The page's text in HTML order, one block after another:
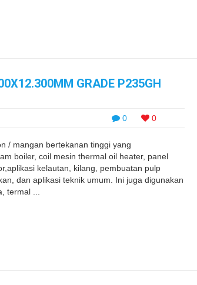
GRADE P235GH
0 0
/ mangan bertekanan tinggi yang
boiler, coil mesin thermal oil heater, panel
kelautan, kilang, pembuatan pulp
dan aplikasi teknik umum. Ini juga digunakan
termal ...